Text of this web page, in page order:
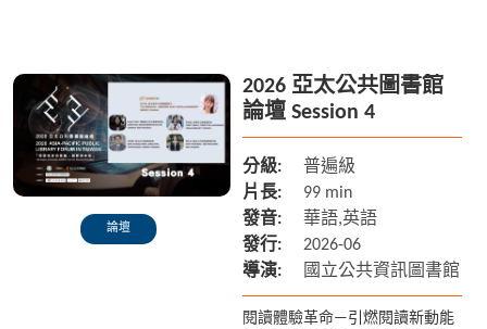
論壇
2026 亞太公共圖書館
論壇 Session 4
分級:
普遍級
片長:
99 min
發音:
華語,英語
發行:
2026-06
導演:
國立公共資訊圖書館
閱讀體驗革命—引燃閱讀新動能